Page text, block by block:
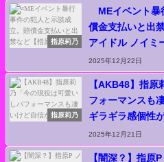
指原莉乃
≠MEイベント
償金支払いと出
アイドル ノイミ
2025年12月22日
指原莉乃
【AKB48】指原
フォーマンスも
ギラギラ感個性
2025年12月21日
【闇深？】指原